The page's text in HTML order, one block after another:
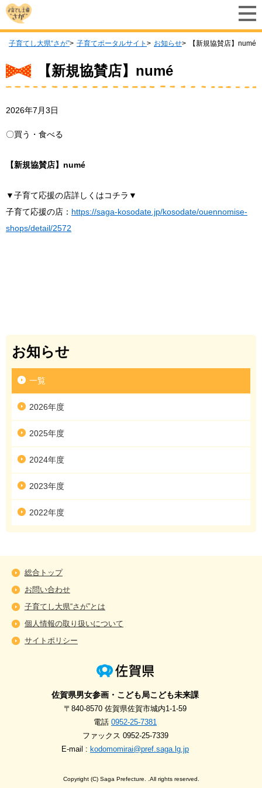
子育てし大県“さが” 子育てポータルサイト お知らせ 【新規協賛店】numé
【新規協賛店】numé
2026年7月3日
〇買う・食べる
【新規協賛店】numé
▼子育て応援の店詳しくはコチラ▼
子育て応援の店： https://saga-kosodate.jp/kosodate/ouennomise-
shops/detail/2572
お知らせ
一覧
2026年度
2025年度
2024年度
2023年度
2022年度
総合トップ
お問い合わせ
子育てし大県“さが”とは
個人情報の取り扱いについて
サイトポリシー
佐賀県男女参画・こども局こども未来課
〒840-8570 佐賀県佐賀市城内1-1-59
電話 0952-25-7381
ファックス 0952-25-7339
E-mail : kodomomirai@pref.saga.lg.jp
Copyright (C) Saga Prefecture. .All rights reserved.